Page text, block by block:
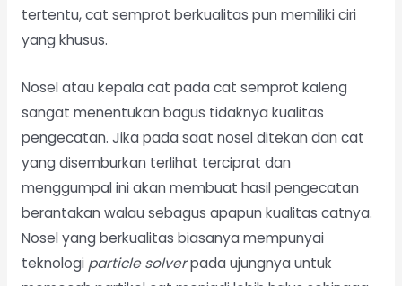
tertentu, cat semprot berkualitas pun memiliki ciri
yang khusus.
Nosel atau kepala cat pada cat semprot kaleng
sangat menentukan bagus tidaknya kualitas
pengecatan. Jika pada saat nosel ditekan dan cat
yang disemburkan terlihat terciprat dan
menggumpal ini akan membuat hasil pengecatan
berantakan walau sebagus apapun kualitas catnya.
Nosel yang berkualitas biasanya mempunyai
teknologi particle solverpada ujungnya untuk